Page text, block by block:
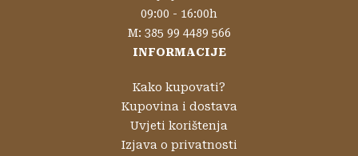
09:00 - 16:00h
M: 385 99 4489 566
INFORMACIJE
Kako kupovati?
Kupovina i dostava
Uvjeti korištenja
Izjava o privatnosti